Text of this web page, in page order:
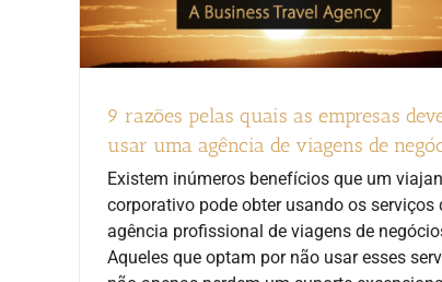
9 razões pelas quais as empresas
usar uma agência de viagens de
Existem inúmeros benefícios que um
corporativo pode obter usando os serviços
agência profissional de viagens de
Aqueles que optam por não usar esses